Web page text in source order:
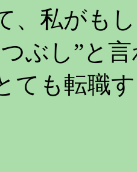
、私がも
ぶし”と
ても転職